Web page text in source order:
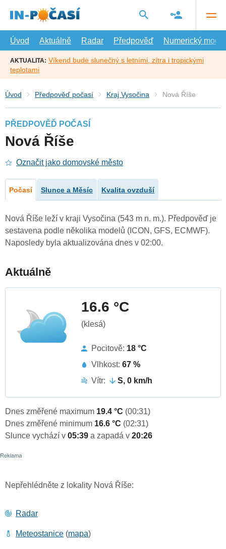
hlavní
Úvod
Aktuálně Radar Předpověď Numerický model
AKTUALITA: Víkend bude slunečný s letními, zítra i tropickými
teplotami
Úvod Předpověď počasí Kraj Vysočina Nová Říše
PŘEDPOVĚĎ POČASÍ
Nová Říše
Označit jako domovské město
Počasí Slunce a Měsíc Kvalita ovzduší
Nová Říše leží v kraji Vysočina (543 m n. m.). Předpověď je
sestavena podle několika modelů (ICON, GFS, ECMWF).
Naposledy byla aktualizována dnes v 02:00.
Aktuálně
16.6 °C
(klesá)
Pocitově: 18 °C
Vlhkost: 67 %
Vítr:
S, 0 km/h
Dnes změřené maximum 19.4 °C (00:31)
Dnes změřené minimum 16.6 °C (02:31)
Slunce vychází v 05:39 a zapadá v 20:26
Nepřehlédněte z lokality Nová Říše:
Radar
Meteostanice (mapa)